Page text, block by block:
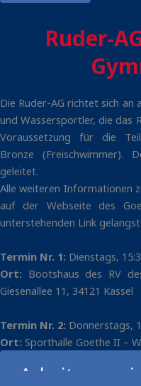
Ruder-
Die Ruder-AG richtet sich
und Wassersportler, die das
Voraussetzung für die
Bronze (Freischwimmer).
geleitet.
Alle weiteren Informationen
auf der Webseite des
unterstehenden Link
Termin Nr. 1: Dienstags,
Ort: Bootshaus des RV
Giesenallee 11, 34121 Kassel
Termin Nr. 2: Donnerstags,
Ort: Sporthalle Goethe II –